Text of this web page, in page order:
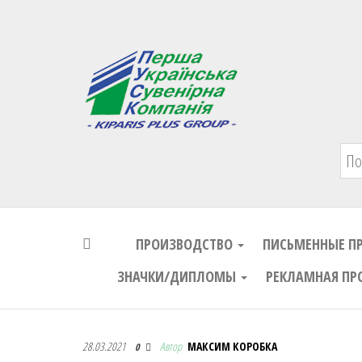
Первая Украинская Сувенирная
ПРОИЗВОДСТВО ПИСЬМЕННЫЕ
ЗНАЧКИ/ДИПЛОМЫ
РЕКЛАМНАЯ
Первая Украинская Сувенирная
28.03.2021 0 Автор МАКСИМ КОРОБКА